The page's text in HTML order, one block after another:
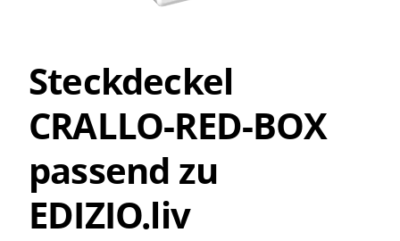
Steckdeckel
CRALLO-RED-BOX
passend zu
EDIZIO.liv